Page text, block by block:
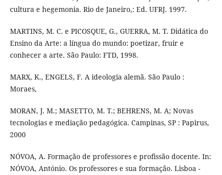
cultura e hegemonia. Rio de Janeiro,: Ed. UFRJ. 1997.
MARTINS, M. C. e PICOSQUE, G., GUERRA, M. T. Didática do
Ensino da Arte: a língua do mundo: poetizar, fruir e
conhecer a arte. São Paulo: FTD, 1998.
MARX, K., ENGELS, F. A ideologia alemã. São Paulo :
Moraes,
MORAN, J. M.; MASETTO, M. T.; BEHRENS, M. A; Novas
tecnologias e mediação pedagógica. Campinas, SP : Papirus,
2000
NÓVOA, A. Formação de professores e profissão docente. In:
NÓVOA, António. Os professores e sua formação. Lisboa -